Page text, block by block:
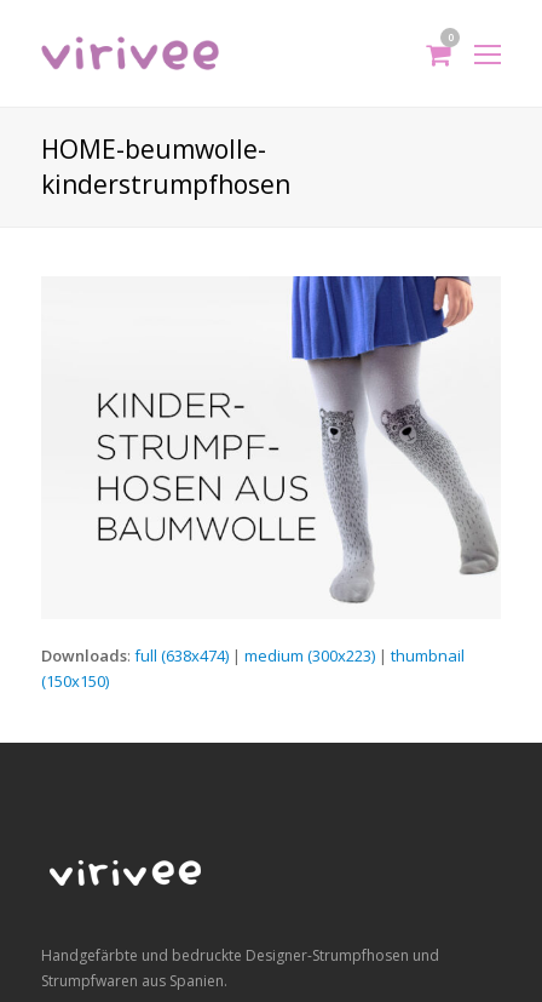
0
HOME-beumwolle-
kinderstrumpfhosen
Downloads: full (638x474)| medium (300x223)| thumbnail
(150x150)
Handgefärbte und bedruckte Designer-Strumpfhosen und
Strumpfwaren aus Spanien.